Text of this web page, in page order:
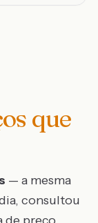
que
— a mesma
consultou